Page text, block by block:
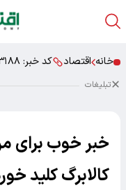
خانه اقتصاد کد خبر:
تبلیغات
خبر خوب برای
کالابرگ کلید